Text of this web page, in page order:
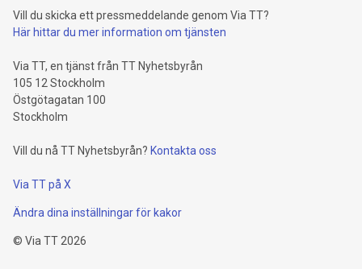
Vill du skicka ett pressmeddelande genom Via TT?
Här hittar du mer information om tjänsten
Via TT, en tjänst från TT Nyhetsbyrån
105 12 Stockholm
Östgötagatan 100
Stockholm
Vill du nå TT Nyhetsbyrån? Kontakta oss
Via TT på X
Ändra dina inställningar för kakor
© Via TT 2026